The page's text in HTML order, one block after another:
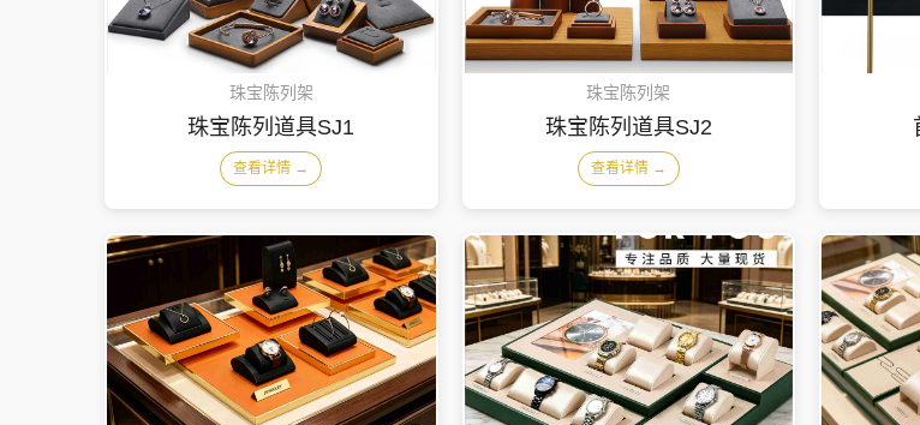
珠宝陈列架
珠宝陈列道具SJ1
查看详情 →
珠宝陈列架
珠宝陈列道具SJ2
查看详情 →